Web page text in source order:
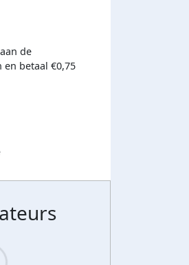
bedankt
de
en betaal €0,75